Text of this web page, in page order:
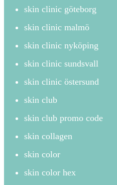
skin clinic göteborg
skin clinic malmö
skin clinic nyköping
skin clinic sundsvall
skin clinic östersund
skin club
skin club promo code
skin collagen
skin color
skin color hex